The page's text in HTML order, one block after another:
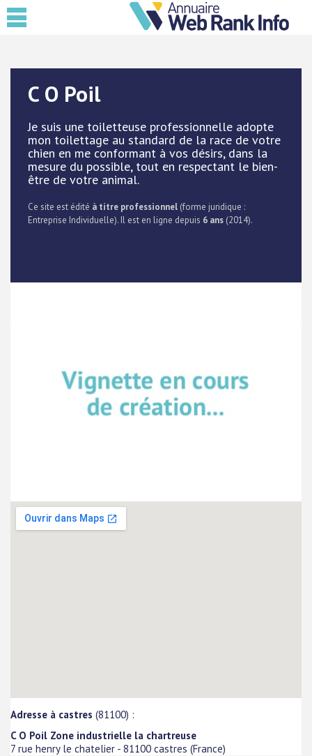
C O Poil
Je suis une toiletteuse professionnelle adopte
mon toilettage au standard de la race de votre
chien en me conformant à vos désirs, dans la
mesure du possible, tout en respectant le bien-
être de votre animal.
Ce site est édité à titre professionnel (forme juridique :
Entreprise Individuelle). Il est en ligne depuis 6 ans (2014).
Adresse à castres (81100) :
C O Poil Zone industrielle la chartreuse
7 rue henry le chatelier - 81100 castres (France)